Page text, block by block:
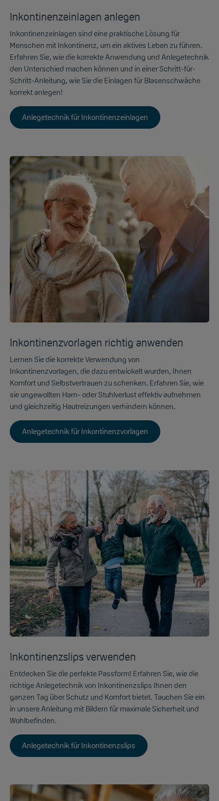
Inkontinenzeinlagen anlegen
Inkontinenzeinlagen sind eine praktische Lösung für
Menschen mit Inkontinenz, um ein aktives Leben zu führen.
Erfahren Sie, wie die korrekte Anwendung und Anlegetechnik
den Unterschied machen können und in einer Schritt-für-
Schritt-Anleitung, wie Sie die Einlagen für Blasenschwäche
korrekt anlegen!
Anlegetechnik für Inkontinenzeinlagen
Inkontinenzvorlagen richtig anwenden
Lernen Sie die korrekte Verwendung von
Inkontinenzvorlagen, die dazu entwickelt wurden, Ihnen
Komfort und Selbstvertrauen zu schenken. Erfahren Sie, wie
sie ungewollten Harn- oder Stuhlverlust effektiv aufnehmen
und gleichzeitig Hautreizungen verhindern können.
Anlegetechnik für Inkontinenzvorlagen
Inkontinenzslips verwenden
Entdecken Sie die perfekte Passform! Erfahren Sie, wie die
richtige Anlegetechnik von Inkontinenzslips Ihnen den
ganzen Tag über Schutz und Komfort bietet. Tauchen Sie ein
in unsere Anleitung mit Bildern für maximale Sicherheit und
Wohlbefinden.
Anlegetechnik für Inkontinenzslips